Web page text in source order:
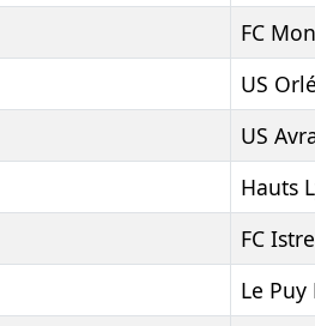
FC
US
US
Hauts
FC
Le Puy